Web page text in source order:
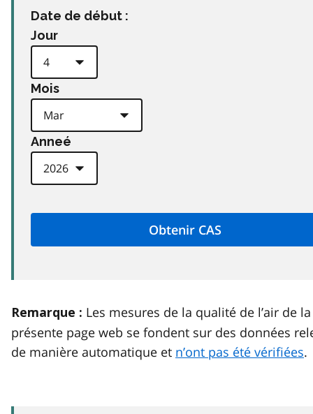
Date de début :
Jour
Mois
Anneé
Remarque : Les mesures de la qualité de l’air de la
présente page web se fondent sur des données
de manière automatique et n’ont pas été vérifiées.